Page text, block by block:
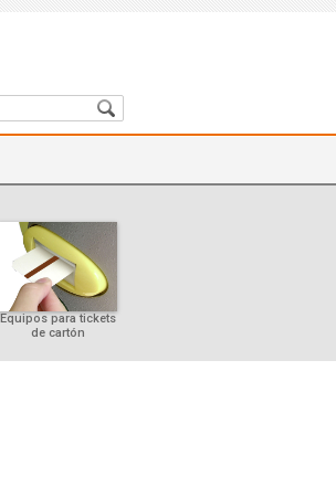
Equipos para tickets
de cartón